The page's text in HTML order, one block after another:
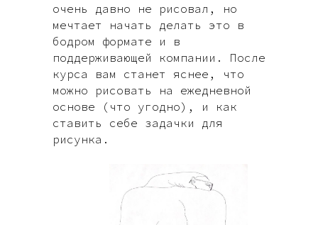
очень давно не рисовал, но
мечтает начать делать это в
бодром формате и в
поддерживающей компании. После
курса вам станет яснее, что
можно рисовать на ежедневной
основе (что угодно), и как
ставить себе задачки для
рисунка.